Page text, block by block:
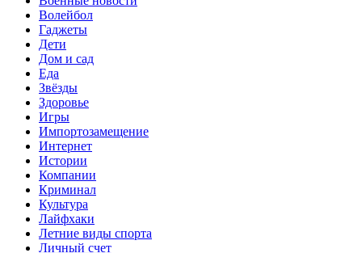
Волейбол
Гаджеты
Дети
Дом и сад
Еда
Звёзды
Здоровье
Игры
Импортозамещение
Интернет
Истории
Компании
Криминал
Культура
Лайфхаки
Летние виды спорта
Личный счет